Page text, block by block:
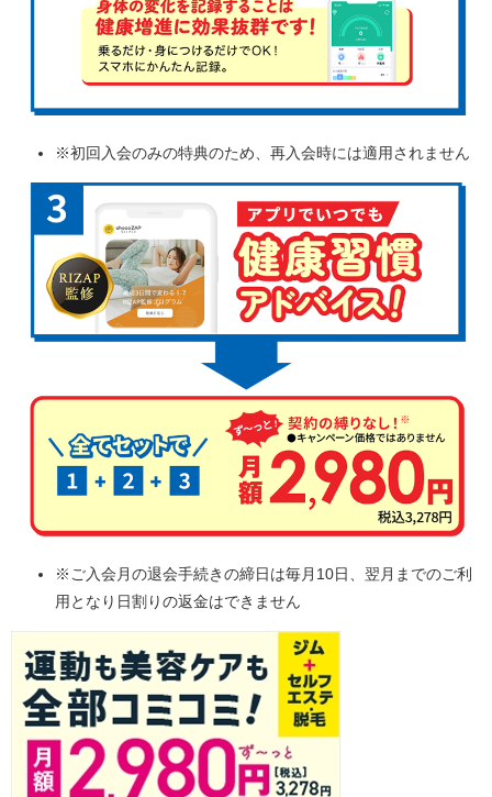
※初回入会のみの特典のため、再入会時には適用されません
※ご入会月の退会手続きの締日は毎月10日、翌月までのご利
用となり日割りの返金はできません